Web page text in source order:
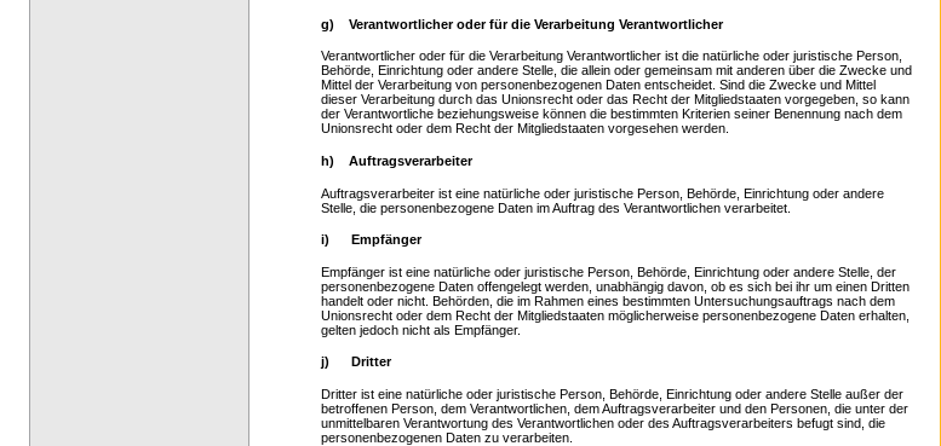
g) Verantwortlicher oder für die Verarbeitung Verantwortlicher
Verantwortlicher oder für die Verarbeitung Verantwortlicher ist die natürliche oder juristische Person,
Behörde, Einrichtung oder andere Stelle, die allein oder gemeinsam mit anderen über die Zwecke und
Mittel der Verarbeitung von personenbezogenen Daten entscheidet. Sind die Zwecke und Mittel
dieser Verarbeitung durch das Unionsrecht oder das Recht der Mitgliedstaaten vorgegeben, so kann
der Verantwortliche beziehungsweise können die bestimmten Kriterien seiner Benennung nach dem
Unionsrecht oder dem Recht der Mitgliedstaaten vorgesehen werden.
h) Auftragsverarbeiter
Auftragsverarbeiter ist eine natürliche oder juristische Person, Behörde, Einrichtung oder andere
Stelle, die personenbezogene Daten im Auftrag des Verantwortlichen verarbeitet.
i) Empfänger
Empfänger ist eine natürliche oder juristische Person, Behörde, Einrichtung oder andere Stelle, der
personenbezogene Daten offengelegt werden, unabhängig davon, ob es sich bei ihr um einen Dritten
handelt oder nicht. Behörden, die im Rahmen eines bestimmten Untersuchungsauftrags nach dem
Unionsrecht oder dem Recht der Mitgliedstaaten möglicherweise personenbezogene Daten erhalten,
gelten jedoch nicht als Empfänger.
j) Dritter
Dritter ist eine natürliche oder juristische Person, Behörde, Einrichtung oder andere Stelle außer der
betroffenen Person, dem Verantwortlichen, dem Auftragsverarbeiter und den Personen, die unter der
unmittelbaren Verantwortung des Verantwortlichen oder des Auftragsverarbeiters befugt sind, die
personenbezogenen Daten zu verarbeiten.